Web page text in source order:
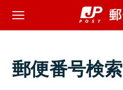
郵便番号検索